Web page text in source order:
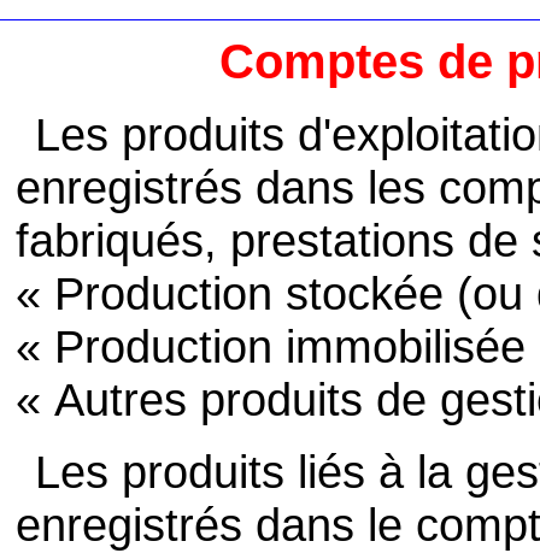
Comptes de
Les produits
enregistrés dans les
fabriqués, prestations
« Production stockée
« Production
« Autres produits de
Les produits liés à la
enregistrés dans le